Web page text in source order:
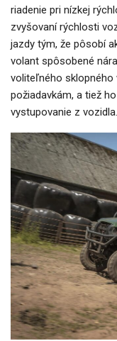
riadenie pri nízkej
zvyšovaní rýchlosti
jazdy tým, že pôsobí
volant spôsobené
voliteľného sklopného
požiadavkám, a tiež
vystupovanie z vozidla.